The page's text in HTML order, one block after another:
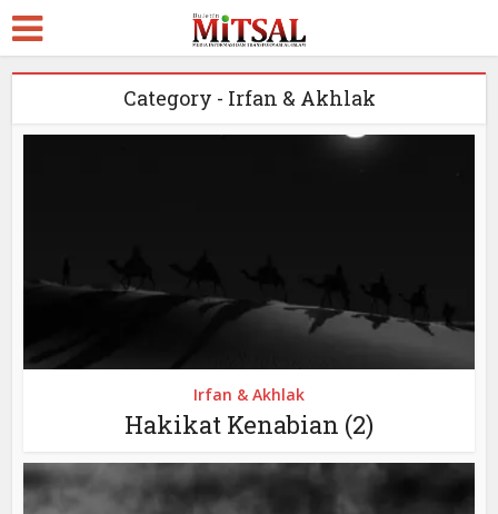
Category - Irfan & Akhlak
Irfan & Akhlak
Hakikat Kenabian (2)